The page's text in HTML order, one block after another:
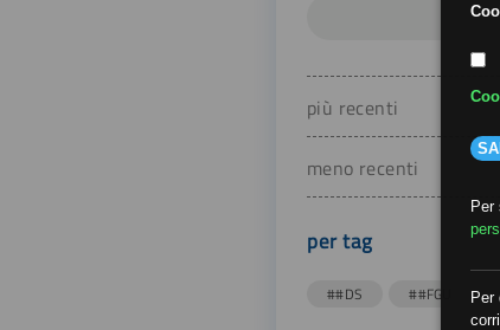
più recenti
meno recenti
per tag
##DS ##FGU
Per
Per